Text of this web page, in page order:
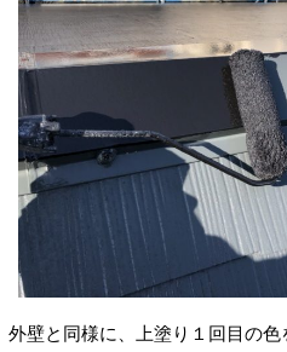
外壁と同様に、上塗り１回目の